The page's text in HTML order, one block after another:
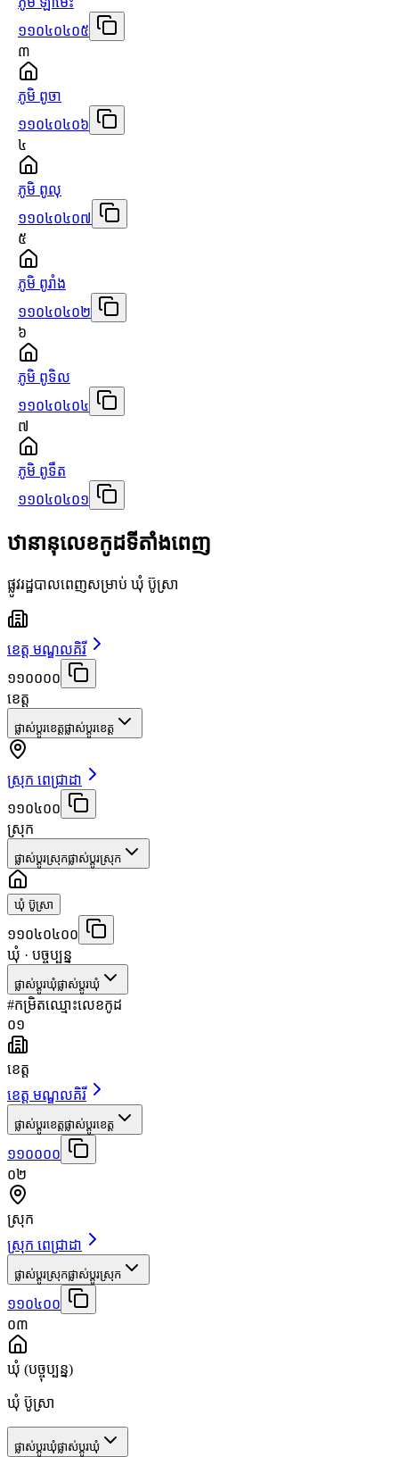
១១០៤០៤០៥
៣
ភូមិ ពូចា
១១០៤០៤០៦
៤
ភូមិ ពូលុ
១១០៤០៤០៧
៥
ភូមិ ពូរាំង
១១០៤០៤០២
៦
ភូមិ ពូទិល
១១០៤០៤០៤
៧
ភូមិ ពូទឺត
១១០៤០៤០១
ឋានានុលេខកូដទីតាំងពេញ
ផ្លូវរដ្ឋបាលពេញសម្រាប់ ឃុំ ប៊ូស្រា
ខេត្ត មណ្ឌលគិរី
១១០០០០
ខេត្ត
ផ្លាស់ប្តូរខេត្តផ្លាស់ប្តូរខេត្ត
ស្រុក ពេជ្រាដា
១១០៤០០
ស្រុក
ផ្លាស់ប្តូរស្រុកផ្លាស់ប្តូរស្រុក
ឃុំ ប៊ូស្រា
១១០៤០៤០០
ឃុំ · បច្ចុប្បន្ន
ផ្លាស់ប្តូរឃុំផ្លាស់ប្តូរឃុំ
#កម្រិតឈ្មោះលេខកូដ
០១
ខេត្ត
ខេត្ត មណ្ឌលគិរី
ផ្លាស់ប្តូរខេត្តផ្លាស់ប្តូរខេត្ត
១១០០០០
០២
ស្រុក
ស្រុក ពេជ្រាដា
ផ្លាស់ប្តូរស្រុកផ្លាស់ប្តូរស្រុក
១១០៤០០
០៣
ឃុំ (បច្ចុប្បន្ន)
ឃុំ ប៊ូស្រា
ផ្លាស់ប្តូរឃុំផ្លាស់ប្តូរឃុំ